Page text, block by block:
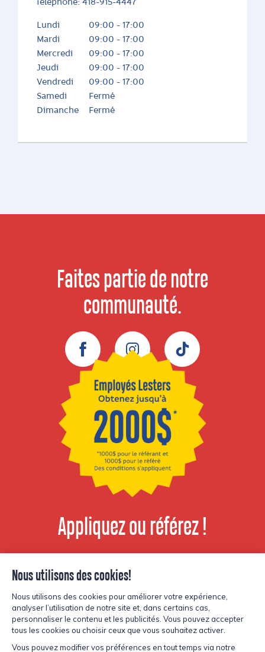
Téléphone: 418-915-4447
Lundi
09:00 - 17:00
Mardi
09:00 - 17:00
Mercredi
09:00 - 17:00
Jeudi
09:00 - 17:00
Vendredi
09:00 - 17:00
Samedi
Fermé
Dimanche
Fermé
Faites partie de notre
communauté.
Facebook Instagram TikTok
Appliquez ou référez !
Voir les postes
disponibles
© Copyright Lesters 2026Politique de confidentialitéSite parKryzalid